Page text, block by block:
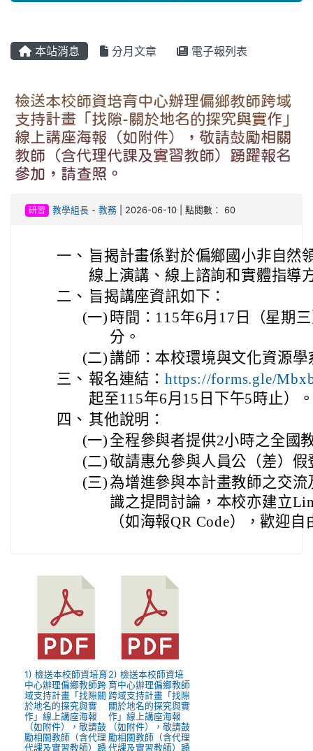
本站消息 分月文章 電子報列表
檢送本校師資培育中心辦理偏鄉教師跨域
支持計畫「找隙-關於地名的探究與實作」
線上講座海報（如附件），敬請鼓勵相關
教師（含代理代課及實習教師）踴躍報名
參加，請查照。
研習 教學組長- 教務| 2026-06-10 | 點閱數： 60
一、 旨揭計畫係對於偏鄉國小非自然
線上演講、線上諮詢和實體指導
二、 旨揭講座資訊如下：
(一) 時間：115年6月17日（星期
分。
(二)講師：本校環境與文化資源
三、 報名連結： https://forms.gle/
起至115年6月15日下午5時止）
四、 其他說明：
(一) 全程參與者提供2小時之全國
(二) 敬請惠允參與人員公（差）
(三)為增進參與本計畫教師之交
識之提問討論，本校亦建立
（如海報QR Code），歡迎
1) 檢送本校師資培育
中心辦理偏鄉教師跨
域支持計畫「找隙關
於地名的探究與實
作」線上講座海報
（如附件），敬請鼓
勵相關教師（含代理
代課及實習教師）踴
2) 檢送本校師資培
育中心辦理偏鄉教師
跨域支持計畫「找隙
關於地名的探究與實
作」線上講座海報
（如附件），敬請鼓
勵相關教師（含代理
代課及實習教師）踴